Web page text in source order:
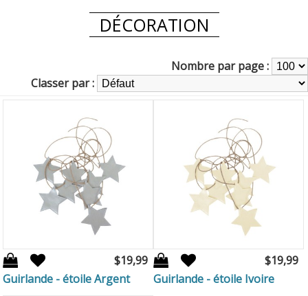
DÉCORATION
Nombre par page :
Classer par :
$19,99
Guirlande - étoile Argent
$19,99
Guirlande - étoile Ivoire